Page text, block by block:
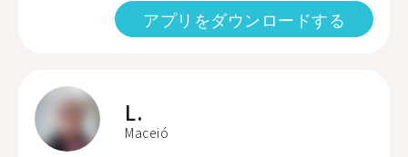
アプリをダウンロードする
L.
Maceió